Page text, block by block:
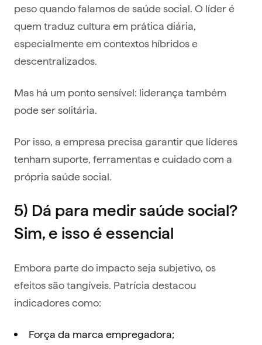
peso quando falamos de saúde social. O líder é
quem traduz cultura em prática diária,
especialmente em contextos híbridos e
descentralizados.
Mas há um ponto sensível: liderança também
pode ser solitária.
Por isso, a empresa precisa garantir que líderes
tenham suporte, ferramentas e cuidado com a
própria saúde social.
5) Dá para medir saúde social?
Sim, e isso é essencial
Embora parte do impacto seja subjetivo, os
efeitos são tangíveis. Patrícia destacou
indicadores como:
Força da marca empregadora;